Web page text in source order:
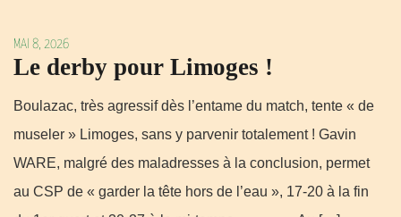
MAI 8, 2026
Le derby pour Limoges !
Boulazac, très agressif dès l’entame du match, tente « de
museler » Limoges, sans y parvenir totalement ! Gavin
WARE, malgré des maladresses à la conclusion, permet
au CSP de « garder la tête hors de l’eau », 17-20 à la fin